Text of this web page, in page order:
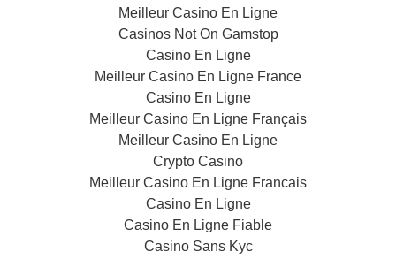
Meilleur Casino En Ligne
Casinos Not On Gamstop
Casino En Ligne
Meilleur Casino En Ligne France
Casino En Ligne
Meilleur Casino En Ligne Français
Meilleur Casino En Ligne
Crypto Casino
Meilleur Casino En Ligne Francais
Casino En Ligne
Casino En Ligne Fiable
Casino Sans Kyc